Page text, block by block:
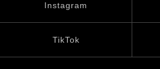
Instagram
TikTok